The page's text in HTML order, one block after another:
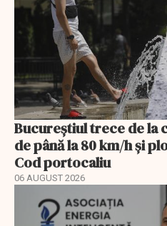
Bucureștiul trece de la
de până la 80 km/h și
Cod portocaliu
06 AUGUST 2026